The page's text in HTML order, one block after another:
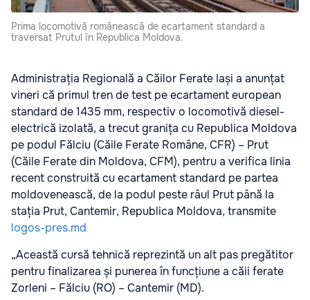
Prima locomotivă românească de ecartament standard a
traversat Prutul în Republica Moldova.
Administrația Regională a Căilor Ferate Iași a anunțat
vineri că primul tren de test pe ecartament european
standard de 1435 mm, respectiv o locomotivă diesel-
electrică izolată, a trecut granița cu Republica Moldova
pe podul Fălciu (Căile Ferate Române, CFR) – Prut
(Căile Ferate din Moldova, CFM), pentru a verifica linia
recent construită cu ecartament standard pe partea
moldovenească, de la podul peste râul Prut până la
stația Prut, Cantemir, Republica Moldova, transmite
logos-pres.md
„Această cursă tehnică reprezintă un alt pas pregătitor
pentru finalizarea și punerea în funcțiune a căii ferate
Zorleni – Fălciu (RO) – Cantemir (MD).